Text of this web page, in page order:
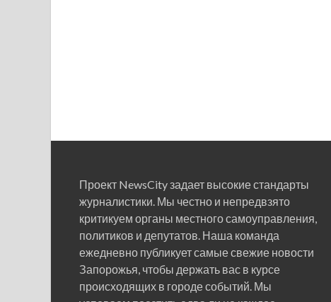
Проект NewsCity задает высокие стандарты
журналистики. Мы честно и непредвзято
критикуем органы местного самоуправления,
политиков и депутатов. Наша команда
ежедневно публикует самые свежие новости
Запорожья, чтобы держать вас в курсе
происходящих в городе событий. Мы